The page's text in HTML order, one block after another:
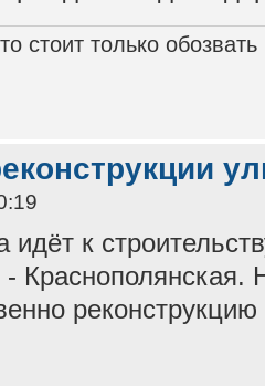
стоит только
идёт к
Краснополянская.